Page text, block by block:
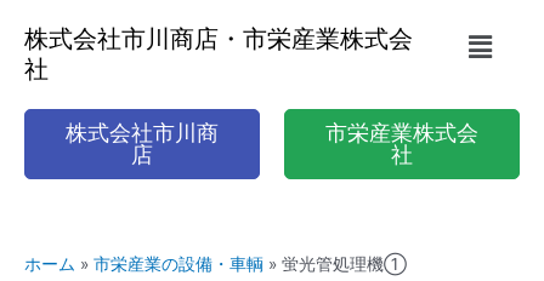
株式会社市川商店・市栄産業株式会
社
株式会社市川商
店
市栄産業株式会
社
ホーム 市栄産業の設備・車輌 蛍光管処理機①